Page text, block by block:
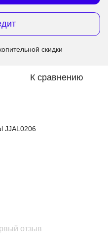
скидки
К сравнению
JJAL0206
отзыв